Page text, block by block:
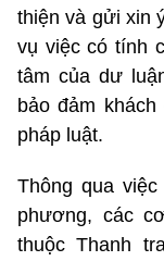
thiện và gửi xin
vụ việc có tính
tâm của dư
bảo đảm
pháp luật.
Thông qua
phương, các
thuộc Thanh